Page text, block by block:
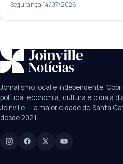
Segurança 14/07/2026
SUGESTÕES: JEC
Câmara
UPA Sul
Manchetes, colunistas
Jornalismo local e independente.
política, economia, cultura e o dia a
Joinville — a maior cidade de Santa
desde 2021.